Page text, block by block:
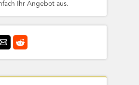
Ihr Angebot aus.